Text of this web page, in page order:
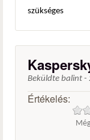
szükséges
Beküldte balint -
Értékelés: